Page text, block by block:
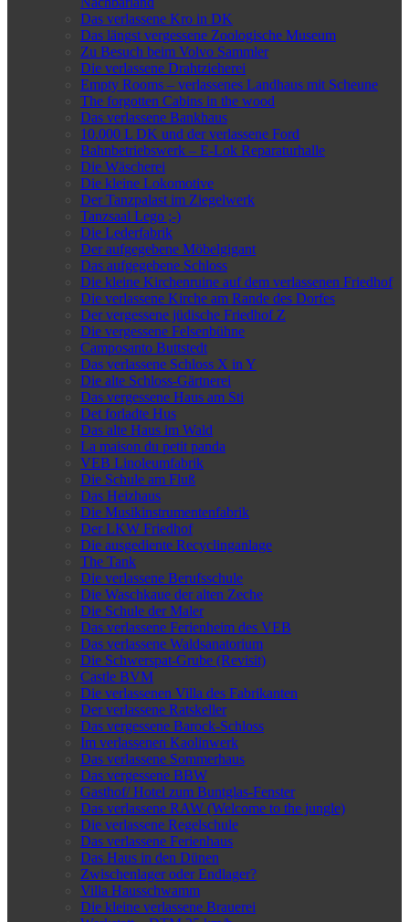
Das verlassene Kro in DK
Das längst vergessene Zoologische Museum
Zu Besuch beim Volvo Sammler
Die verlassene Drahtzieherei
Empty Rooms – verlassenes Landhaus mit Scheune
The forgotten Cabins in the wood
Das verlassene Bankhaus
10.000 L DK und der verlassene Ford
Bahnbetriebswerk – E-Lok Reparaturhalle
Die Wäscherei
Die kleine Lokomotive
Der Tanzpalast im Ziegelwerk
Tanzsaal Lego ;-)
Die Lederfabrik
Der aufgegebene Möbelgigant
Das aufgegebene Schloss
Die kleine Kirchenruine auf dem verlassenen Friedhof
Die verlassene Kirche am Rande des Dorfes
Der vergessene jüdische Friedhof Z
Die vergessene Felsenbühne
Camposanto Buttstedt
Das verlassene Schloss X in Y
Die alte Schloss-Gärtnerei
Das vergessene Haus am Sti
Det forladte Hus
Das alte Haus im Wald
La maison du petit panda
VEB Linoleumfabrik
Die Schule am Fluß
Das Heizhaus
Die Musikinstrumentenfabrik
Der LKW Friedhof
Die ausgediente Recyclinganlage
The Tank
Die verlassene Berufsschule
Die Waschkaue der alten Zeche
Die Schule der Maler
Das verlassene Ferienheim des VEB
Das verlassene Waldsanatorium
Die Schwerspat-Grube (Revisit)
Castle BVM
Die verlassenen Villa des Fabrikanten
Der verlassene Ratskeller
Das vergessene Barock-Schloss
Im verlassenen Kaolinwerk
Das verlassene Sommerhaus
Das vergessene BBW
Gasthof/ Hotel zum Buntglas-Fenster
Das verlassene RAW (Welcome to the jungle)
Die verlassene Regelschule
Das verlassene Ferienhaus
Das Haus in den Dünen
Zwischenlager oder Endlager?
Villa Hausschwamm
Die kleine verlassene Brauerei